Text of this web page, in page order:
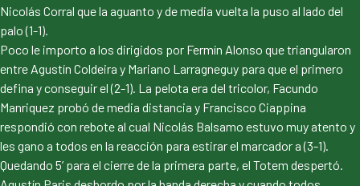
Nicolás Corral que la aguanto y de media vuelta la puso al lado del
palo (1-1).
Poco le importo a los dirigidos por Fermín Alonso que triangularon
entre Agustín Coldeira y Mariano Larragneguy para que el primero
defina y conseguir el (2-1). La pelota era del tricolor, Facundo
Manriquez probó de media distancia y Francisco Ciappina
respondió con rebote al cual Nicolás Balsamo estuvo muy atento y
les gano a todos en la reacción para estirar el marcador a (3-1).
Quedando 5’ para el cierre de la primera parte, el Totem despertó.